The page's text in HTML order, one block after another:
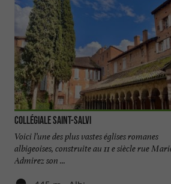
Collégiale Saint-Salvi
Voici l’une des plus vastes églises romanes
albigeoises, construite au 11 e siècle rue
Admirez son ...